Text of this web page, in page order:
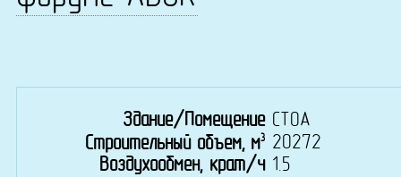
Здание/Помещение СТОА
Строительный объем, м3
20272
Воздухообмен, крат/ч 1.5